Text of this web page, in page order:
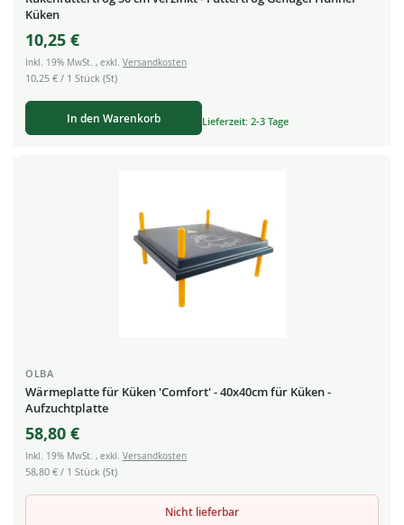
Küken
10,25 €
Inkl. 19% MwSt. , exkl. Versandkosten
10,25 € / 1 Stück (St)
In den Warenkorb Lieferzeit: 2-3 Tage
OLBA
Wärmeplatte für Küken 'Comfort' - 40x40cm für Küken -
Aufzuchtplatte
58,80 €
Inkl. 19% MwSt. , exkl. Versandkosten
58,80 € / 1 Stück (St)
Nicht lieferbar